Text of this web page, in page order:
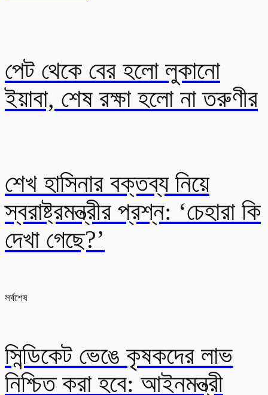
পেট থেকে বের হলো লুকানো
ইয়াবা, শেষ রক্ষা হলো না তরুণীর
শেখ হাসিনার বক্তব্য নিয়ে
স্বরাষ্ট্রমন্ত্রীর প্রশ্ন: ‘চেহারা কি
দেখা গেছে?’
সর্বশেষ
সিন্ডিকেট ভেঙে কৃষকদের লাভ
নিশ্চিত করা হবে: আইনমন্ত্রী